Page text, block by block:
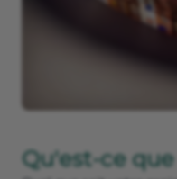
Qu'est-ce